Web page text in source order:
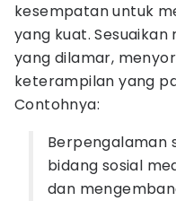
kesempatan untuk
yang kuat. Sesuaikan
yang dilamar,
keterampilan yang
Contohnya:
Berpengalaman
bidang sosial
dan